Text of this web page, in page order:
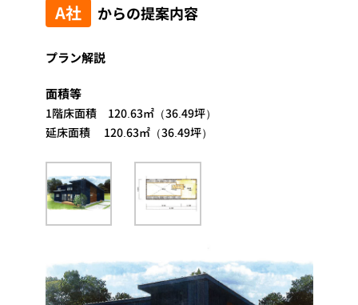
A社 からの提案内容
プラン解説
面積等
1階床面積 120.63㎡（36.49坪）
延床面積 120.63㎡（36.49坪）